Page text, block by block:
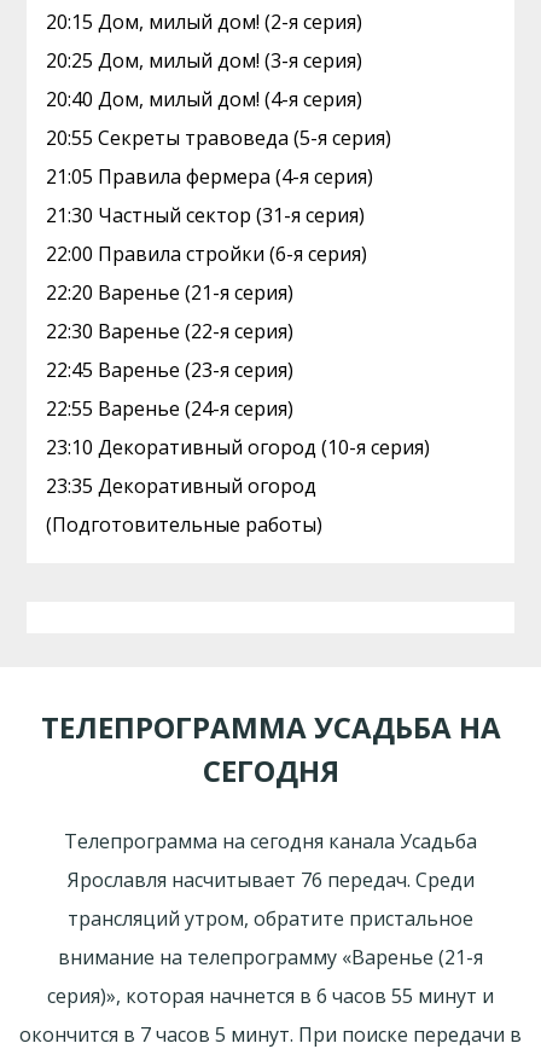
20:15 Дом, милый дом! (2-я серия)
20:25 Дом, милый дом! (3-я серия)
20:40 Дом, милый дом! (4-я серия)
20:55 Секреты травоведа (5-я серия)
21:05 Правила фермера (4-я серия)
21:30 Частный сектор (31-я серия)
22:00 Правила стройки (6-я серия)
22:20 Варенье (21-я серия)
22:30 Варенье (22-я серия)
22:45 Варенье (23-я серия)
22:55 Варенье (24-я серия)
23:10 Декоративный огород (10-я серия)
23:35 Декоративный огород
(Подготовительные работы)
ТЕЛЕПРОГРАММА УСАДЬБА НА
СЕГОДНЯ
Телепрограмма на сегодня канала Усадьба
Ярославля насчитывает 76 передач. Среди
трансляций утром, обратите пристальное
внимание на телепрограмму «Варенье (21-я
серия)», которая начнется в 6 часов 55 минут и
окончится в 7 часов 5 минут. При поиске передачи в